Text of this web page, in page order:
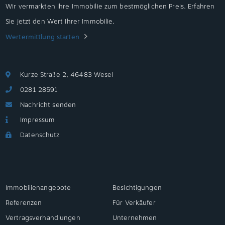
Wir vermarkten Ihre Immobilie zum bestmöglichen Preis. Erfahren
Sie jetzt den Wert Ihrer Immobilie.
Wertermittlung starten
Kurze Straße 2, 46483 Wesel
0281 28591
Nachricht senden
Impressum
Datenschutz
Immobilienangebote
Besichtigungen
Referenzen
Für Verkäufer
Vertragsverhandlungen
Unternehmen